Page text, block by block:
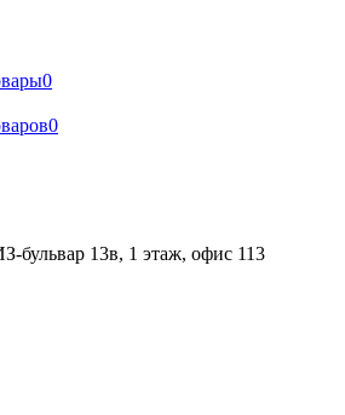
0
0
бульвар 13в, 1 этаж, офис 113